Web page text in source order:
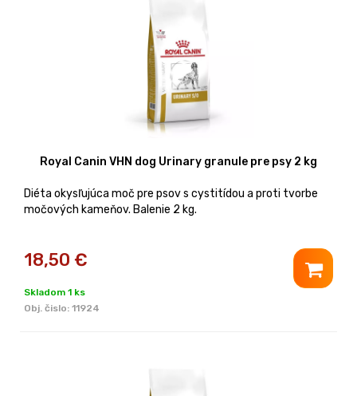
Royal Canin VHN dog Urinary granule pre psy 2 kg
Diéta okysľujúca moč pre psov s cystitídou a proti tvorbe
močových kameňov. Balenie 2 kg.
18,50 €
Skladom 1 ks
Obj. čislo: 11924